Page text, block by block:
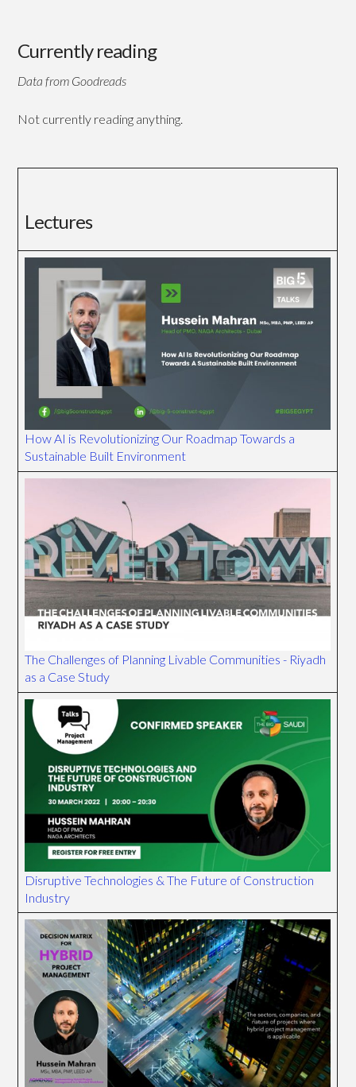
Currently reading
Data from Goodreads
Not currently reading anything.
Lectures
How AI is Revolutionizing Our Roadmap Towards a
Sustainable Built Environment
The Challenges of Planning Livable Communities - Riyadh
as a Case Study
Disruptive Technologies & The Future of Construction
Industry